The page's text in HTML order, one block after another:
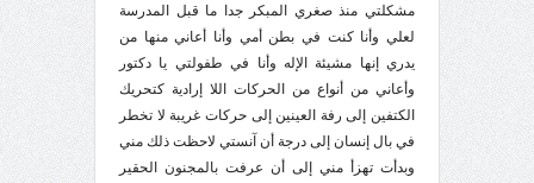
مشكلتي منذ صغري المبكر جدا ما قبل المدرسة
لعلي وأنا كنت في بطن أمي وأنا أعاني منها من
يدري إنها مشيئة الإله وأنا في طفولتي يا دكتور
وأعاني من أنواع من الحركات اللا إرادية كتحريك
الكتفين إلى رفة العينين إلى حركات غريبة لا تخطر
في بال إنسان إلى درجة أن آنستي لاحظت ذلك مني
وبدأت تهزأ مني إلى أن عرفت بالمجنون الحقير